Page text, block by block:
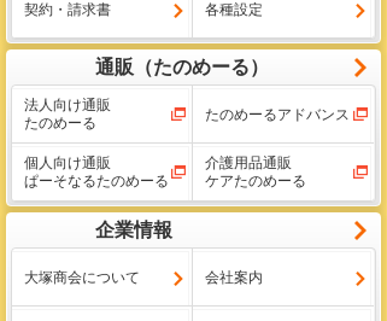
契約・請求書 各種設定
通販（たのめーる）
法人向け通販
たのめーる
たのめーるアドバンス
個人向け通販
ぱーそなるたのめーる
介護用品通販
ケアたのめーる
企業情報
大塚商会について 会社案内